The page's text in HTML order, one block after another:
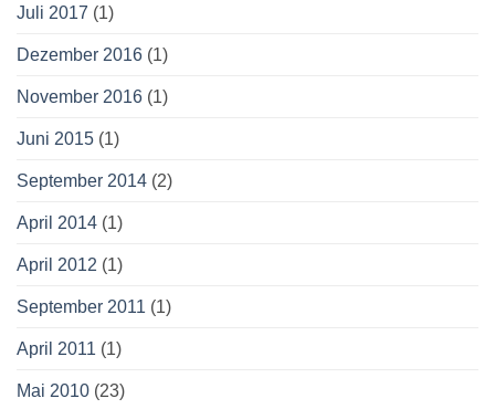
Juli 2017 (1)
Dezember 2016 (1)
November 2016 (1)
Juni 2015 (1)
September 2014 (2)
April 2014 (1)
April 2012 (1)
September 2011 (1)
April 2011 (1)
Mai 2010 (23)